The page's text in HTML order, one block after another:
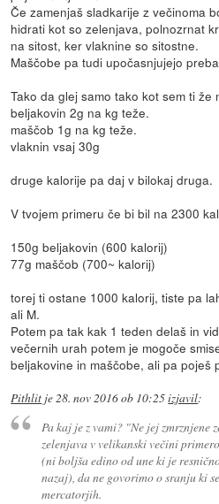
Če zamenjaš sladkarije z večinoma
hidrati kot so zelenjava, polnozrnat
na sitost, ker vlaknine so sitostne.
Maščobe pa tudi upočasnjujejo
Tako da glej samo tako kot sem ti že
beljakovin 2g na kg teže.
maščob 1g na kg teže.
vlaknin vsaj 30g
druge kalorije pa daj v bilokaj druga.
V tvojem primeru če bi bil na 2300
150g beljakovin (600 kalorij)
77g maščob (700~ kalorij)
torej ti ostane 1000 kalorij, tiste pa
ali M.
Potem pa tak kak 1 teden delaš in
večernih urah potem je mogoče
beljakovine in maščobe, ali pa poješ
Pithlit je28. nov 2016 ob 10:25izjavil:
Pa kaj je z vami? "Ne jej zmrznjene
zelenjava v velikanski večini
(ni boljša edino od une ki je
nazaj), da ne govorimo o sranju ki
mercatorjih.